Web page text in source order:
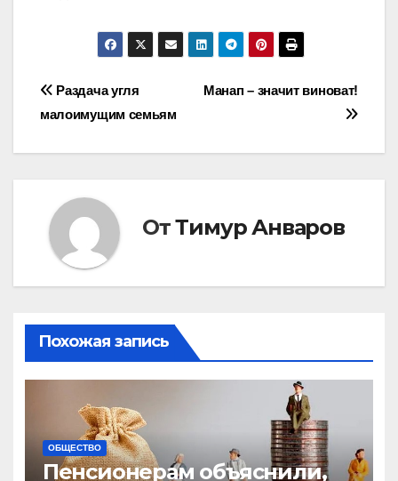
Навигация
Манап – значит виноват!
Раздача угля
малоимущим семьям
ОтТимур Анваров
Похожая запись
ОБЩЕСТВО
Пенсионерам объяснили,